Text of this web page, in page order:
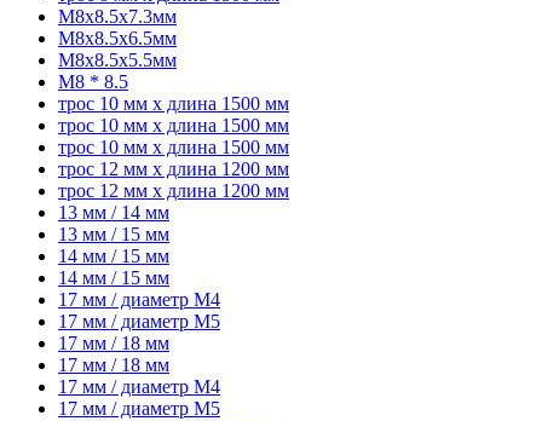
M8x8.5x7.3мм
M8x8.5x6.5мм
M8x8.5x5.5мм
M8 * 8.5
трос 10 мм x длина 1500 мм
трос 10 мм x длина 1500 мм
трос 10 мм x длина 1500 мм
трос 12 мм x длина 1200 мм
трос 12 мм x длина 1200 мм
13 мм / 14 мм
13 мм / 15 мм
14 мм / 15 мм
14 мм / 15 мм
17 мм / диаметр M4
17 мм / диаметр M5
17 мм / 18 мм
17 мм / 18 мм
17 мм / диаметр M4
17 мм / диаметр M5